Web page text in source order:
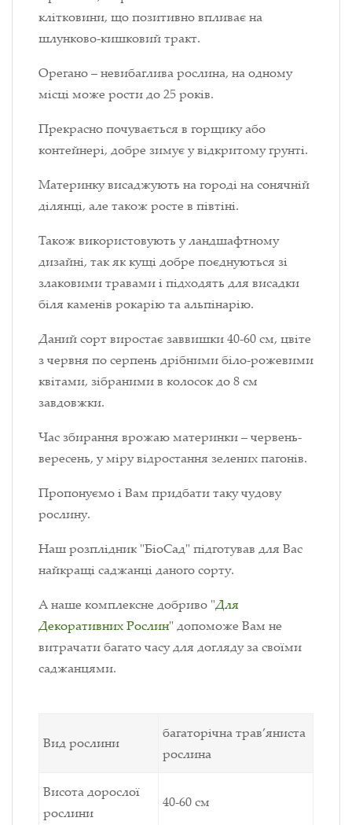
клітковини, що позитивно впливає на
шлунково-кишковий тракт.
Орегано – невибаглива рослина, на одному
місці може рости до 25 років.
Прекрасно почувається в горщику або
контейнері, добре зимує у відкритому ґрунті.
Материнку висаджують на городі на сонячній
ділянці, але також росте в півтіні.
Також використовують у ландшафтному
дизайні, так як кущі добре поєднуються зі
злаковими травами і підходять для висадки
біля каменів рокарію та альпінарію.
Даний сорт виростає заввишки 40-60 см, цвіте
з червня по серпень дрібними біло-рожевими
квітами, зібраними в колосок до 8 см
завдовжки.
Час збирання врожаю материнки – червень-
вересень, у міру відростання зелених пагонів.
Пропонуємо і Вам придбати таку чудову
рослину.
Наш розплідник "БіоСад" підготував для Вас
найкращі саджанці даного сорту.
А наше комплексне добриво "Для
Декоративних Рослин" допоможе Вам не
витрачати багато часу для догляду за своїми
саджанцями.
Вид рослини
багаторічна трав’яниста
рослина
Висота дорослої
рослини
40-60 см